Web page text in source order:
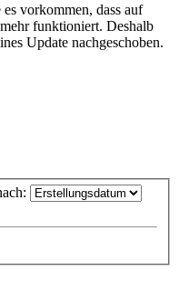
vorkommen, dass auf
funktioniert. Deshalb
Update nachgeschoben.